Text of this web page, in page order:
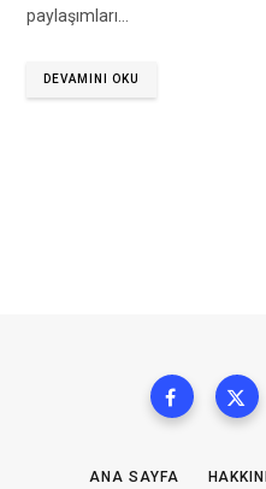
paylaşımları…
DEVAMINI OKU
ANA SAYFA